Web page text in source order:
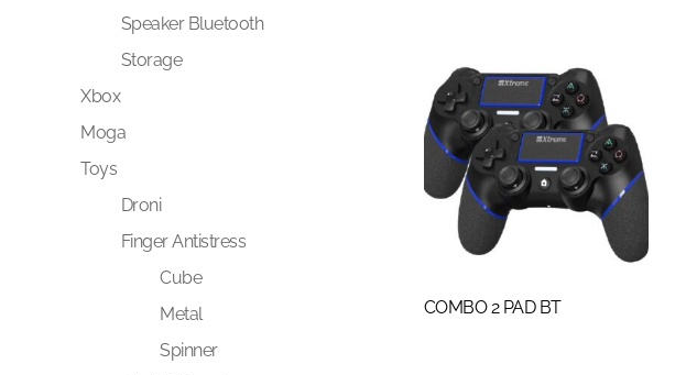
COMBO 2 PAD BT
Speaker Bluetooth
Storage
Xbox
Moga
Toys
Droni
Finger Antistress
Cube
Metal
Spinner